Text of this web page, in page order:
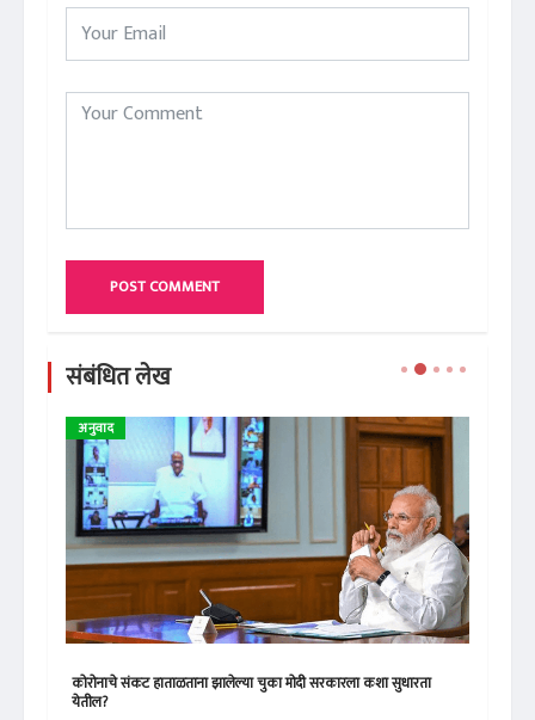
POST COMMENT
संबंधित लेख
अनुवाद
कोरोनाचे संकट हाताळताना झालेल्या चुका मोदी सरकारला कशा सुधारता
येतील?